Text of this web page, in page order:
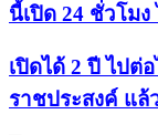
นี้เปิด 24 ชั่วโมง
เปิดได้ 2 ปี ไปต่
ราชประสงค์ แล้